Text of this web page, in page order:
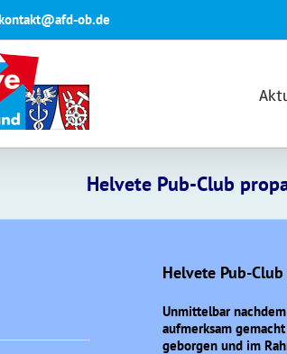
ob.de
Helvete Pub-Club
Helvete Pub-
Unmittelbar
aufmerksam
geborgen und im